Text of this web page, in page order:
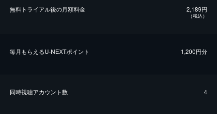
無料トライアル後の⽉額料金 2,189円
（税込）
毎⽉もらえるU-NEXTポイント 1,200円分
同時視聴アカウント数 4